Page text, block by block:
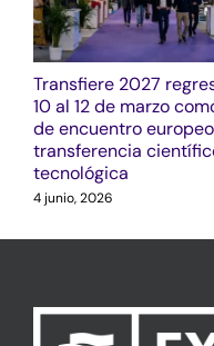
Transfiere 2027
10 al 12 de marzo
de encuentro
transferencia
tecnológica
4 junio, 2026